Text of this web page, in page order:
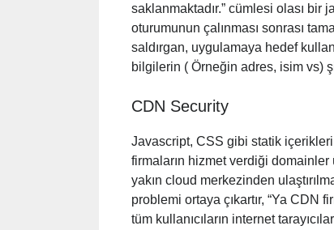
saklanmaktadır.” cümlesi olası bir
oturumunun çalınması sonrası
saldırgan, uygulamaya hedef
bilgilerin ( Örneğin adres, isim vs)
CDN Security
Javascript, CSS gibi statik içerikleri
firmaların hizmet verdiği
yakın cloud merkezinden
problemi ortaya çıkartır, “Ya CDN
tüm kullanıcıların internet